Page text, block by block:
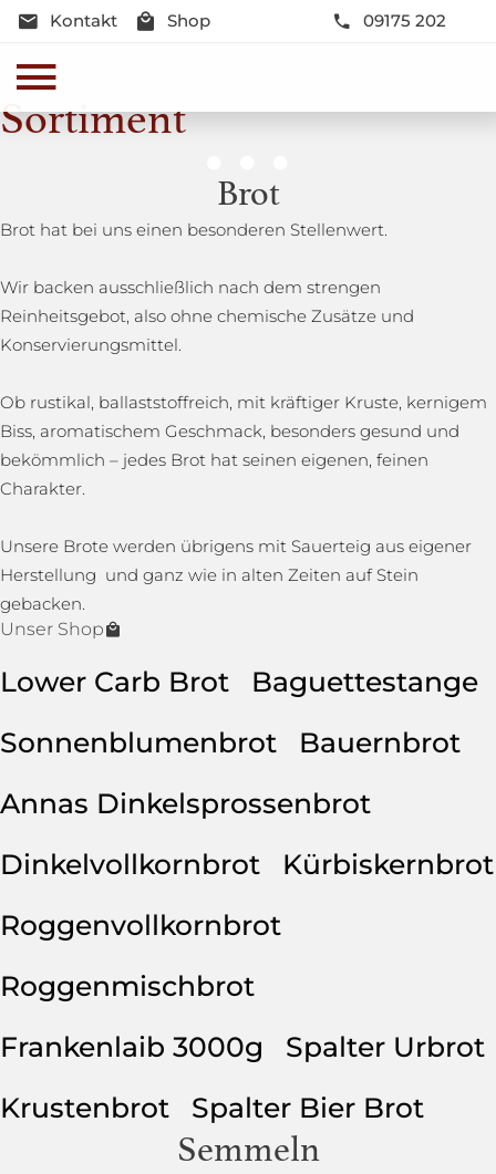
Kontakt Shop 09175 202
Sortiment
Genussmomente
Herzhaft oder süß - Beste Qualität und Frische sind
Brot
Brot hat bei uns einen besonderen Stellenwert.
Wir backen ausschließlich nach dem strengen
Reinheitsgebot, also ohne chemische Zusätze und
Konservierungsmittel.
Ob rustikal, ballaststoffreich, mit kräftiger Kruste, kernigem
Biss, aromatischem Geschmack, besonders gesund und
bekömmlich – jedes Brot hat seinen eigenen, feinen
Charakter.
Unsere Brote werden übrigens mit Sauerteig aus eigener
Herstellung und ganz wie in alten Zeiten auf Stein
gebacken.
Unser Shop
Lower Carb Brot
Baguettestange
Sonnenblumenbrot
Bauernbrot
Annas Dinkelsprossenbrot
Dinkelvollkornbrot
Kürbiskernbrot
Roggenvollkornbrot
Roggenmischbrot
Frankenlaib 3000g
Spalter Urbrot
Krustenbrot
Spalter Bier Brot
Semmeln